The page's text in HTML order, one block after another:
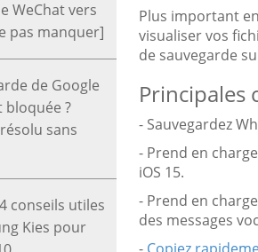
WeChat vers
pas manquer]
de Google
bloquée ?
sans
conseils utiles
Kies pour
Plus important
visualiser vos
de sauvegarde
Principales
- Sauvegardez
- Prend en
iOS 15.
- Prend en
des messages